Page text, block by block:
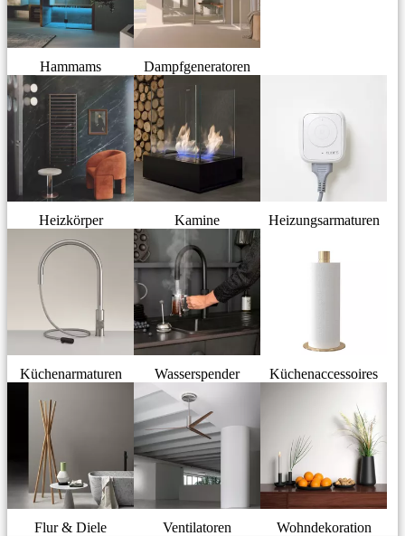
Hammams Dampfgeneratoren
Heizkörper Kamine Heizungsarmaturen
Küchenarmaturen Wasserspender Küchenaccessoires
Flur & Diele Ventilatoren Wohndekoration